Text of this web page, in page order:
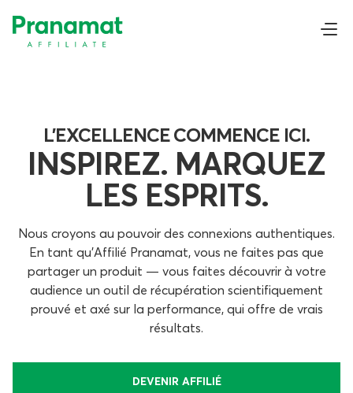
L'EXCELLENCE COMMENCE ICI.
INSPIREZ. MARQUEZ
LES ESPRITS.
Nous croyons au pouvoir des connexions authentiques.
En tant qu'Affilié Pranamat, vous ne faites pas que
partager un produit — vous faites découvrir à votre
audience un outil de récupération scientifiquement
prouvé et axé sur la performance, qui offre de vrais
résultats.
DEVENIR AFFILIÉ